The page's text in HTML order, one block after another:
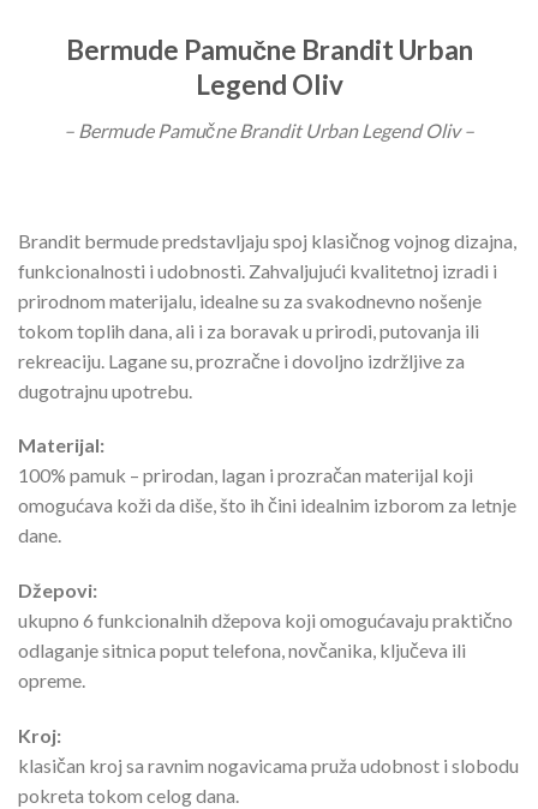
Bermude Pamučne Brandit Urban
Legend Oliv
– Bermude Pamučne Brandit Urban Legend Oliv –
Brandit bermude predstavljaju spoj klasičnog vojnog dizajna,
funkcionalnosti i udobnosti. Zahvaljujući kvalitetnoj izradi i
prirodnom materijalu, idealne su za svakodnevno nošenje
tokom toplih dana, ali i za boravak u prirodi, putovanja ili
rekreaciju. Lagane su, prozračne i dovoljno izdržljive za
dugotrajnu upotrebu.
Materijal:
100% pamuk – prirodan, lagan i prozračan materijal koji
omogućava koži da diše, što ih čini idealnim izborom za letnje
dane.
Džepovi:
ukupno 6 funkcionalnih džepova koji omogućavaju praktično
odlaganje sitnica poput telefona, novčanika, ključeva ili
opreme.
Kroj:
klasičan kroj sa ravnim nogavicama pruža udobnost i slobodu
pokreta tokom celog dana.